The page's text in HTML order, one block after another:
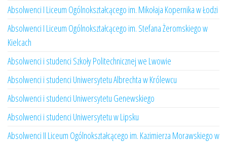
Absolwenci I Liceum Ogólnokształcącego im. Mikołaja Kopernika w Łodzi
Absolwenci I Liceum Ogólnokształcącego im. Stefana Żeromskiego w
Kielcach
Absolwenci i studenci Szkoły Politechnicznej we Lwowie
Absolwenci i studenci Uniwersytetu Albrechta w Królewcu
Absolwenci i studenci Uniwersytetu Genewskiego
Absolwenci i studenci Uniwersytetu w Lipsku
Absolwenci II Liceum Ogólnokształcącego im. Kazimierza Morawskiego w